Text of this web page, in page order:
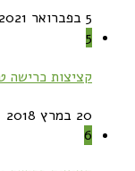
5 בפברואר 2021
5
קציצות כרישה
20 במרץ 2018
6